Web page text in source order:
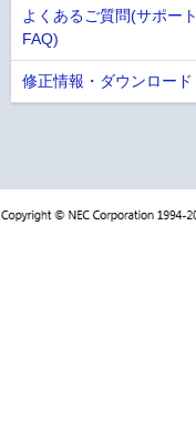
よくあるご質問(サポート
FAQ)
修正情報・ダウンロード